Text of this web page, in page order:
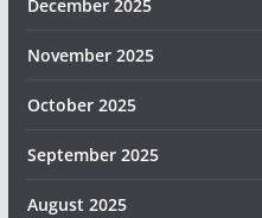
December 2025
November 2025
October 2025
September 2025
August 2025